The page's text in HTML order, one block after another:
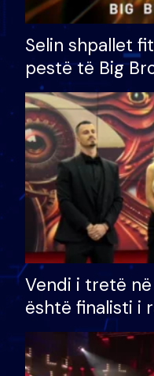
Selin shpallet
pestë të Big
çmimin e
Vendi i tretë
është finalisti i